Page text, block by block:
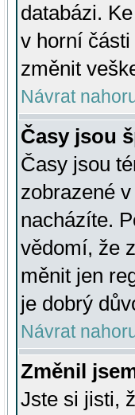
databázi.
v horní
změnit
Návrat
Časy jsou
Časy jsou
zobrazené
nacházíte.
vědomí, že
měnit jen
je dobrý
Návrat
Změnil
Jste si jisti,